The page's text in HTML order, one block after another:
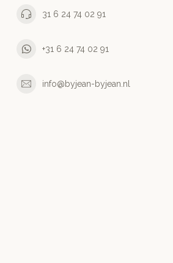
31 6 24 74 02 91
+31 6 24 74 02 91
info@byjean-byjean.nl